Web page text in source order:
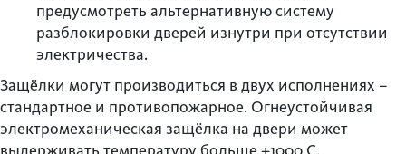
предусмотреть альтернативную систему
разблокировки дверей изнутри при отсутствии
электричества.
Защёлки могут производиться в двух исполнениях –
стандартное и противопожарное. Огнеустойчивая
электромеханическая защёлка на двери может